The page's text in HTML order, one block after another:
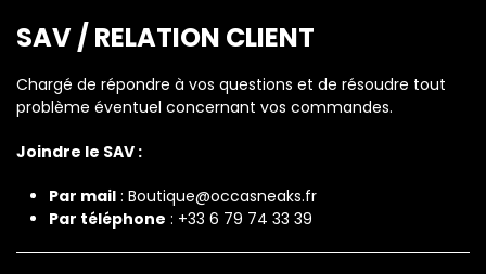
SAV / RELATION CLIENT
Chargé de répondre à vos questions et de résoudre tout
problème éventuel concernant vos commandes.
Joindre le SAV :
Par mail : Boutique@occasneaks.fr
Par téléphone : +33 6 79 74 33 39